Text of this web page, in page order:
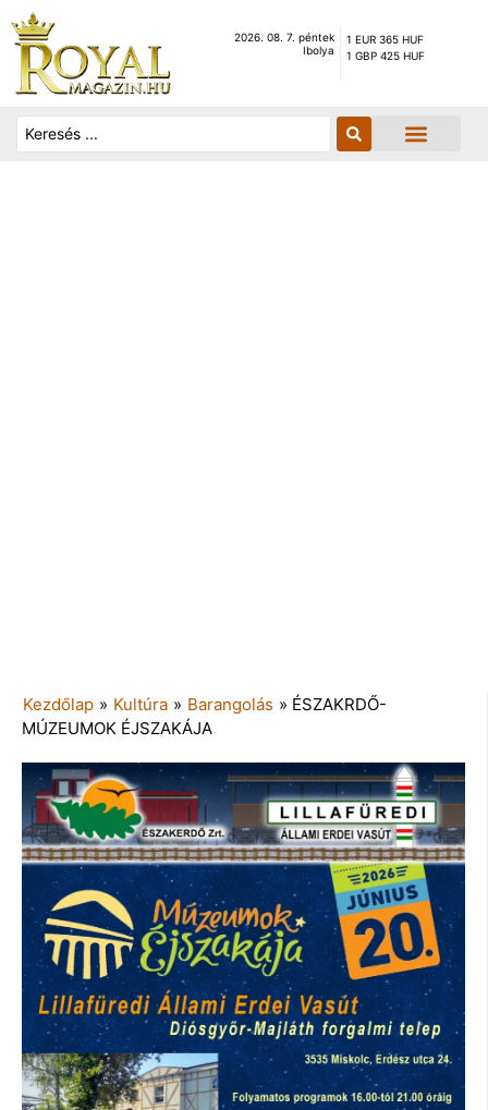
2026. 08. 7. péntek
Ibolya
1 EUR 365 HUF
1 GBP 425 HUF
Kezdőlap » Kultúra » Barangolás » ÉSZAKRDŐ-
MÚZEUMOK ÉJSZAKÁJA